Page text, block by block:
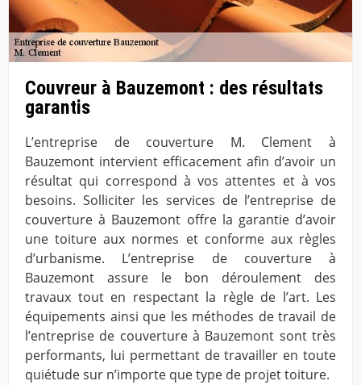
Couvreur à Bauzemont : des résultats
garantis
L’entreprise de couverture M. Clement à
Bauzemont intervient efficacement afin d’avoir un
résultat qui correspond à vos attentes et à vos
besoins. Solliciter les services de l’entreprise de
couverture à Bauzemont offre la garantie d’avoir
une toiture aux normes et conforme aux règles
d’urbanisme. L’entreprise de couverture à
Bauzemont assure le bon déroulement des
travaux tout en respectant la règle de l’art. Les
équipements ainsi que les méthodes de travail de
l’entreprise de couverture à Bauzemont sont très
performants, lui permettant de travailler en toute
quiétude sur n’importe que type de projet toiture.